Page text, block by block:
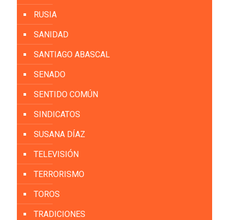
RUSIA
SANIDAD
SANTIAGO ABASCAL
SENADO
SENTIDO COMÚN
SINDICATOS
SUSANA DÍAZ
TELEVISIÓN
TERRORISMO
TOROS
TRADICIONES